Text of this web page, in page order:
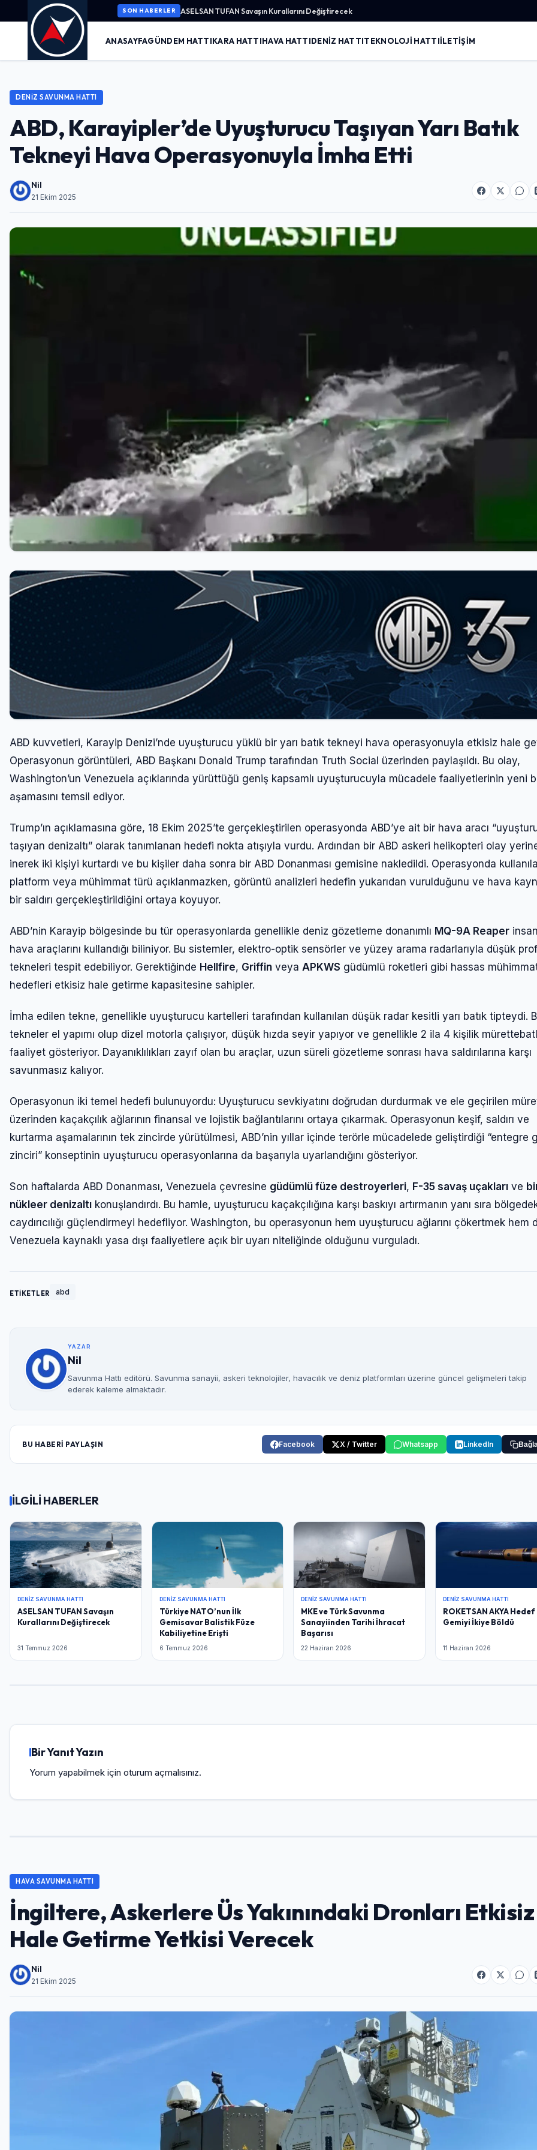
SON HABERLER ASELSAN TUFAN Savaşın Kurallarını Değiştirecek
ANASAYFAGÜNDEM HATTIKARA HATTIHAVA HATTIDENIZ HATTITEKNOLOJI HATTIİLETIŞIM
DENIZ SAVUNMA HATTI
ABD, Karayipler’de Uyuşturucu Taşıyan Yarı Batık
Tekneyi Hava Operasyonuyla İmha Etti
Nil
21 Ekim 2025
ABD kuvvetleri, Karayip Denizi’nde uyuşturucu yüklü bir yarı batık tekneyi hava operasyonuyla etkisiz hale
Operasyonun görüntüleri, ABD Başkanı Donald Trump tarafından Truth Social üzerinden paylaşıldı. Bu olay,
Washington’un Venezuela açıklarında yürüttüğü geniş kapsamlı uyuşturucuyla mücadele faaliyetlerinin yeni
aşamasını temsil ediyor.
Trump’ın açıklamasına göre, 18 Ekim 2025’te gerçekleştirilen operasyonda ABD’ye ait bir hava aracı
taşıyan denizaltı” olarak tanımlanan hedefi nokta atışıyla vurdu. Ardından bir ABD askeri helikopteri olay
inerek iki kişiyi kurtardı ve bu kişiler daha sonra bir ABD Donanması gemisine nakledildi. Operasyonda
platform veya mühimmat türü açıklanmazken, görüntü analizleri hedefin yukarıdan vurulduğunu ve hava
bir saldırı gerçekleştirildiğini ortaya koyuyor.
ABD’nin Karayip bölgesinde bu tür operasyonlarda genellikle deniz gözetleme donanımlı MQ-9A Reaper
hava araçlarını kullandığı biliniyor. Bu sistemler, elektro-optik sensörler ve yüzey arama radarlarıyla düşük
tekneleri tespit edebiliyor. Gerektiğinde Hellfire, Griffin veya APKWS güdümlü roketleri gibi hassas
hedefleri etkisiz hale getirme kapasitesine sahipler.
İmha edilen tekne, genellikle uyuşturucu kartelleri tarafından kullanılan düşük radar kesitli yarı batık tipteydi.
tekneler el yapımı olup dizel motorla çalışıyor, düşük hızda seyir yapıyor ve genellikle 2 ila 4 kişilik
faaliyet gösteriyor. Dayanıklılıkları zayıf olan bu araçlar, uzun süreli gözetleme sonrası hava saldırılarına karşı
savunmasız kalıyor.
Operasyonun iki temel hedefi bulunuyordu: Uyuşturucu sevkiyatını doğrudan durdurmak ve ele geçirilen
üzerinden kaçakçılık ağlarının finansal ve lojistik bağlantılarını ortaya çıkarmak. Operasyonun keşif, saldırı ve
kurtarma aşamalarının tek zincirde yürütülmesi, ABD’nin yıllar içinde terörle mücadelede geliştirdiği “entegre
zinciri” konseptinin uyuşturucu operasyonlarına da başarıyla uyarlandığını gösteriyor.
Son haftalarda ABD Donanması, Venezuela çevresine güdümlü füze destroyerleri, F-35 savaş uçakları ve
nükleer denizaltı konuşlandırdı. Bu hamle, uyuşturucu kaçakçılığına karşı baskıyı artırmanın yanı sıra
caydırıcılığı güçlendirmeyi hedefliyor. Washington, bu operasyonun hem uyuşturucu ağlarını çökertmek hem
Venezuela kaynaklı yasa dışı faaliyetlere açık bir uyarı niteliğinde olduğunu vurguladı.
ETİKETLER abd
YAZAR
Nil
Savunma Hattı editörü. Savunma sanayii, askeri teknolojiler, havacılık ve deniz platformları üzerine güncel gelişmeleri takip
ederek kaleme almaktadır.
BU HABERİ PAYLAŞIN Facebook X / Twitter Whatsapp LinkedIn
İLGİLİ HABERLER
DENIZ SAVUNMA HATTI
ASELSAN TUFAN Savaşın
Kurallarını Değiştirecek
31 Temmuz 2026
DENIZ SAVUNMA HATTI
Türkiye NATO’nun İlk
Gemisavar Balistik Füze
Kabiliyetine Erişti
6 Temmuz 2026
DENIZ SAVUNMA HATTI
MKE ve Türk Savunma
Sanayiinden Tarihi İhracat
Başarısı
22 Haziran 2026
DENIZ SAVUNMA HATTI
ROKETSAN AKYA Hedef
Gemiyi İkiye Böldü
11 Haziran 2026
Bir Yanıt Yazın
Yorum yapabilmek için oturum açmalısınız.
HAVA SAVUNMA HATTI
İngiltere, Askerlere Üs Yakınındaki Dronları Etkisiz
Hale Getirme Yetkisi Verecek
Nil
21 Ekim 2025
Kullanıcı Adı veya E-posta
Beni Hatırla Şifremi Unuttum